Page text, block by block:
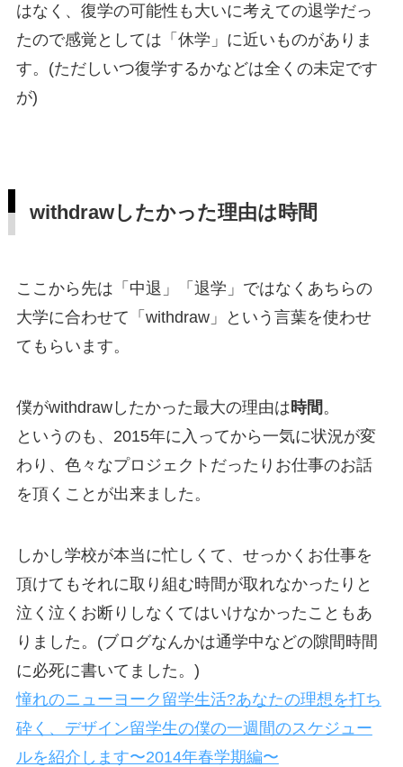
はなく、復学の可能性も大いに考えての退学だっ
たので感覚としては「休学」に近いものがありま
す。(ただしいつ復学するかなどは全くの未定です
が)
withdrawしたかった理由は時間
ここから先は「中退」「退学」ではなくあちらの
大学に合わせて「withdraw」という言葉を使わせ
てもらいます。
僕がwithdrawしたかった最大の理由は時間。
というのも、2015年に入ってから一気に状況が変
わり、色々なプロジェクトだったりお仕事のお話
を頂くことが出来ました。
しかし学校が本当に忙しくて、せっかくお仕事を
頂けてもそれに取り組む時間が取れなかったりと
泣く泣くお断りしなくてはいけなかったこともあ
りました。(ブログなんかは通学中などの隙間時間
に必死に書いてました。)
憧れのニューヨーク留学生活?あなたの理想を打ち
砕く、デザイン留学生の僕の一週間のスケジュー
ルを紹介します〜2014年春学期編〜